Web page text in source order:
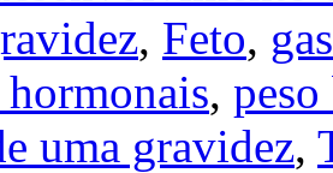
, Feto,
, peso
uma gravidez,